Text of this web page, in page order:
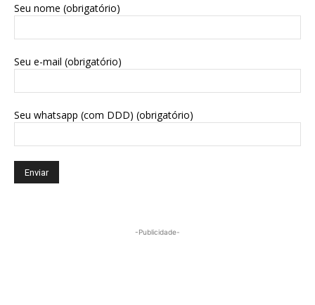
Seu nome (obrigatório)
Seu e-mail (obrigatório)
Seu whatsapp (com DDD) (obrigatório)
-Publicidade-